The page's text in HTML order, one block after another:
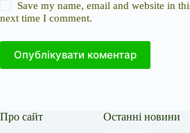
Save my name, email and website in
next time I comment.
Опублікувати коментар
Про сайт Останні новини